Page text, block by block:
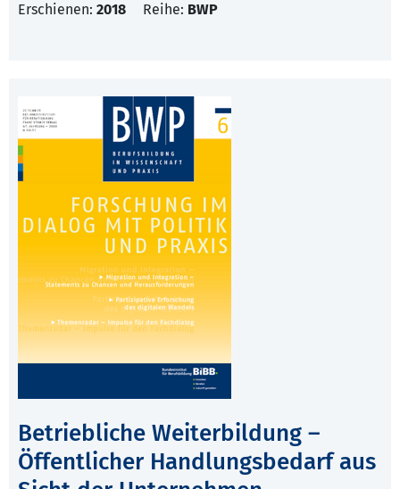
Erschienen: 2018 Reihe: BWP
Betriebliche Weiterbildung –
Öffentlicher Handlungsbedarf aus